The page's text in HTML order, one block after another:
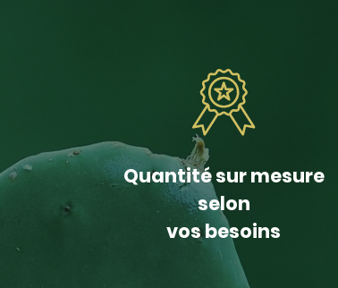
Quantité sur mesure
selon
vos besoins